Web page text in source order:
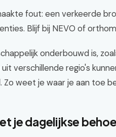
fout: een verkeerde
Blijf bij NEVO of
onderbouwd is,
verschillende regio's
Zo weet je waar je aan toe
je dagelijkse